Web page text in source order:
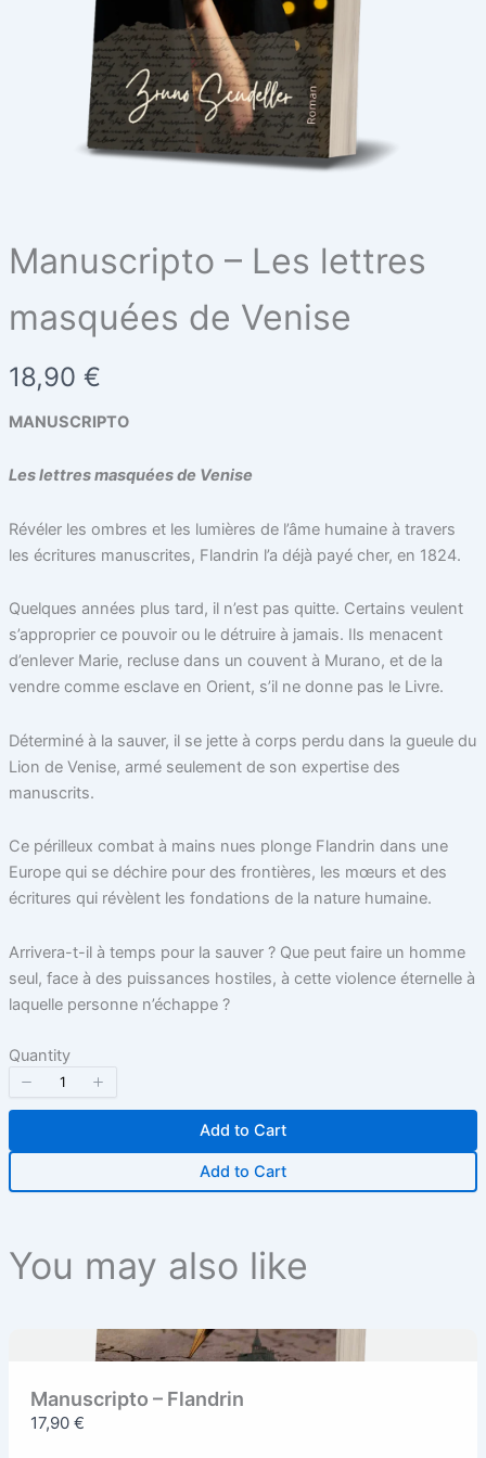
Manuscripto – Les lettres
masquées de Venise
N
o
18,90 €
MANUSCRIPTO
Les lettres masquées de Venise
Révéler les ombres et les lumières de l’âme humaine à travers
les écritures manuscrites, Flandrin l’a déjà payé cher, en 1824.
Quelques années plus tard, il n’est pas quitte. Certains veulent
s’approprier ce pouvoir ou le détruire à jamais. Ils menacent
d’enlever Marie, recluse dans un couvent à Murano, et de la
vendre comme esclave en Orient, s’il ne donne pas le Livre.
Déterminé à la sauver, il se jette à corps perdu dans la gueule du
Lion de Venise, armé seulement de son expertise des
manuscrits.
Ce périlleux combat à mains nues plonge Flandrin dans une
Europe qui se déchire pour des frontières, les mœurs et des
écritures qui révèlent les fondations de la nature humaine.
Arrivera-t-il à temps pour la sauver ? Que peut faire un homme
seul, face à des puissances hostiles, à cette violence éternelle à
laquelle personne n’échappe ?
Quantity
Add to Cart
Add to Cart
You may also like
Manuscripto – Flandrin
17,90 €
Write a review
Title*
Your review
We are processing it and it will appear on the
store soon.